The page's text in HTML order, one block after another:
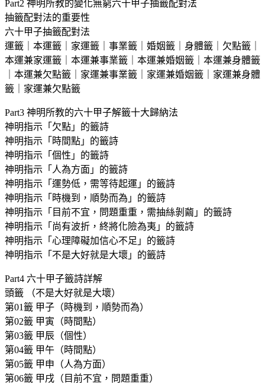
Part2 神明所教的變化無窮六十甲子抽籤配對法
抽籤配對法的重要性
六十甲子抽籤配對法
運籤｜本運籤｜家運籤｜事業籤｜婚姻籤｜身體籤｜欠點籤｜
本運兼家運籤｜本運兼事業籤｜本運兼婚姻籤｜本運兼身體籤
｜本運兼欠點籤｜家運兼事業籤｜家運兼婚姻籤｜家運兼身體
籤｜家運兼欠點籤
Part3 神明所教的六十甲子解籤十大歸納法
神明指示「欠點」的籤詩
神明指示「時間點」的籤詩
神明指示「個性」的籤詩
神明指示「人為方面」的籤詩
神明指示「運勢低，需等待起運」的籤詩
神明指示「時機到，順勢而為」的籤詩
神明指示「目前不宜，問題重重，需抽絲剝繭」的籤詩
神明指示「尚有波折，終將化險為夷」的籤詩
神明指示「心理障礙加信心不足」的籤詩
神明指示「不是大好就是大壞」的籤詩
Part4 六十甲子籤詩詳解
頭籤 （不是大好就是大壞）
第01籤 甲子（時機到，順勢而為）
第02籤 甲寅（時間點）
第03籤 甲辰（個性）
第04籤 甲午（時間點）
第05籤 甲申（人為方面）
第06籤 甲戌（目前不宜，問題重重）